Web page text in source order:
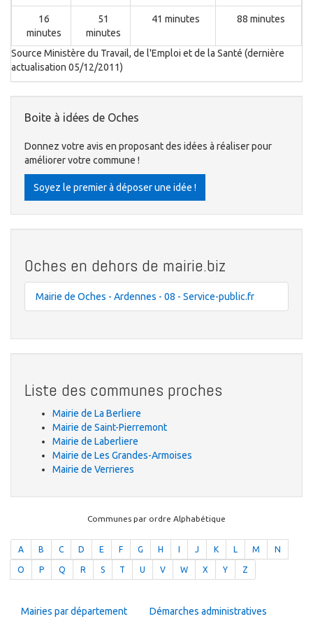
16
minutes
51
minutes
41 minutes 88 minutes
Source Ministère du Travail, de l'Emploi et de la Santé (dernière
actualisation 05/12/2011)
Boite à idées de Oches
Donnez votre avis en proposant des idées à réaliser pour
améliorer votre commune !
Soyez le premier à déposer une idée !
Oches en dehors de mairie.biz
Mairie de Oches - Ardennes - 08 - Service-public.fr
Liste des communes proches
Mairie de La Berliere
Mairie de Saint-Pierremont
Mairie de Laberliere
Mairie de Les Grandes-Armoises
Mairie de Verrieres
Communes par ordre Alphabétique
A B C D E F G H J K L M N
O P Q R S T U V W X Y Z
Mairies par département Démarches administratives